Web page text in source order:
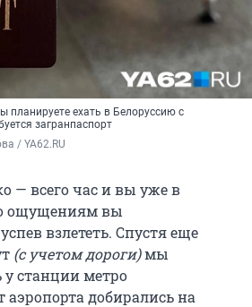
планируете ехать в Белоруссию с
загранпаспорт
/ YA62.RU
— всего час и вы уже в
ощущениям вы
взлететь. Спустя еще
(с учетом дороги)мы
у станции метро
аэропорта добирались на